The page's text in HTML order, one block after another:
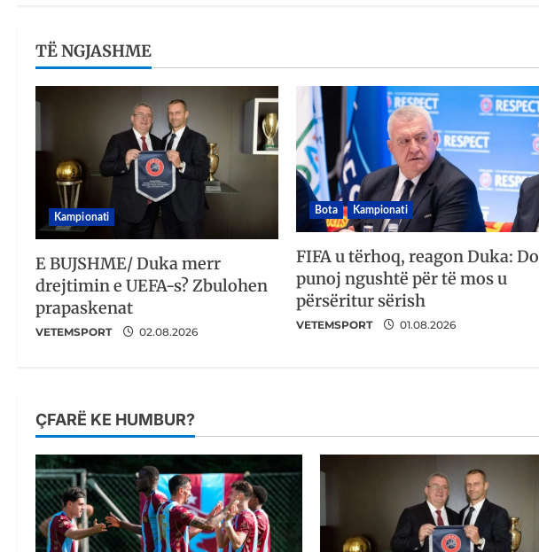
TË NGJASHME
Kampionati
E BUJSHME/ Duka merr
drejtimin e UEFA-s? Zbulohen
prapaskenat
VETEMSPORT 02.08.2026
Bota Kampionati
FIFA u tërhoq, reagon Duka: Do
punoj ngushtë për të mos u
përsëritur sërish
VETEMSPORT 01.08.2026
ÇFARË KE HUMBUR?